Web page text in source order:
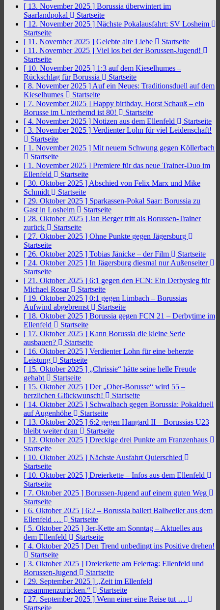
[ 13. November 2025 ] Borussia überwintert im
Saarlandpokal
Startseite
[ 12. November 2025 ] Nächste Pokalausfahrt: SV Losheim
Startseite
[ 11. November 2025 ] Gelebte alte Liebe
Startseite
[ 11. November 2025 ] Viel los bei der Borussen-Jugend!
Startseite
[ 10. November 2025 ] 1:3 auf dem Kieselhumes –
Rückschlag für Borussia
Startseite
[ 8. November 2025 ] Auf ein Neues: Traditionsduell auf dem
Kieselhumes
Startseite
[ 7. November 2025 ] Happy birthday, Horst Schauß – ein
Borusse im Unterhemd ist 80!
Startseite
[ 4. November 2025 ] Notizen aus dem Ellenfeld
Startseite
[ 3. November 2025 ] Verdienter Lohn für viel Leidenschaft!
Startseite
[ 1. November 2025 ] Mit neuem Schwung gegen Köllerbach
Startseite
[ 1. November 2025 ] Premiere für das neue Trainer-Duo im
Ellenfeld
Startseite
[ 30. Oktober 2025 ] Abschied von Felix Marx und Mike
Schmidt
Startseite
[ 29. Oktober 2025 ] Sparkassen-Pokal Saar: Borussia zu
Gast in Losheim
Startseite
[ 28. Oktober 2025 ] Jan Berger tritt als Borussen-Trainer
zurück
Startseite
[ 27. Oktober 2025 ] Ohne Punkte gegen Jägersburg
Startseite
[ 26. Oktober 2025 ] Tobias Jänicke – der Film
Startseite
[ 24. Oktober 2025 ] In Jägersburg diesmal nur Außenseiter
Startseite
[ 21. Oktober 2025 ] 6:1 gegen den FCN: Ein Derbysieg für
Michael Rosar
Startseite
[ 19. Oktober 2025 ] 0:1 gegen Limbach – Borussias
Aufwind abgebremst
Startseite
[ 18. Oktober 2025 ] Borussia gegen FCN 21 – Derbytime im
Ellenfeld
Startseite
[ 17. Oktober 2025 ] Kann Borussia die kleine Serie
ausbauen?
Startseite
[ 16. Oktober 2025 ] Verdienter Lohn für eine beherzte
Leistung
Startseite
[ 15. Oktober 2025 ] „Chrissie“ hätte seine helle Freude
gehabt
Startseite
[ 15. Oktober 2025 ] Der „Ober-Borusse“ wird 55 –
herzlichen Glückwunsch!
Startseite
[ 14. Oktober 2025 ] Schwalbach gegen Borussia: Pokalduell
auf Augenhöhe
Startseite
[ 13. Oktober 2025 ] 6:2 gegen Hangard II – Borussias U23
bleibt weiter dran
Startseite
[ 12. Oktober 2025 ] Dreckige drei Punkte am Franzenhaus
Startseite
[ 10. Oktober 2025 ] Nächste Ausfahrt Quierschied
Startseite
[ 10. Oktober 2025 ] Dreierkette – Infos aus dem Ellenfeld
Startseite
[ 7. Oktober 2025 ] Borussen-Jugend auf einem guten Weg
Startseite
[ 6. Oktober 2025 ] 6:2 – Borussia ballert Ballweiler aus dem
Ellenfeld …
Startseite
[ 5. Oktober 2025 ] 3er-Kette am Sonntag – Aktuelles aus
dem Ellenfeld
Startseite
[ 4. Oktober 2025 ] Den Trend unbedingt ins Positive drehen!
Startseite
[ 3. Oktober 2025 ] Dreierkette am Feiertag: Ellenfeld und
Borussen-Jugend
Startseite
[ 29. September 2025 ] „Zeit im Ellenfeld
zusammenzurücken.“
Startseite
[ 27. September 2025 ] Wenn einer eine Reise tut …
Startseite